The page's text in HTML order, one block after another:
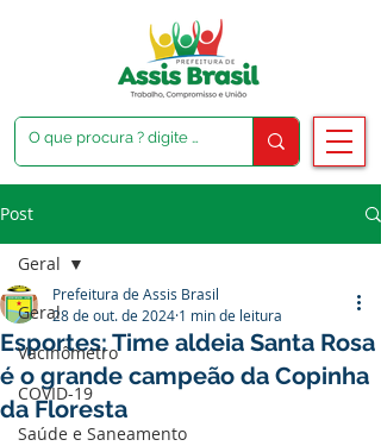
Post
Geral
Vacinômetro
COVID-19
Saúde e Saneamento
Geral
Esportes: Time aldeia Santa Rosa
é o grande campeão da Copinha
da Floresta
Prefeitura de Assis Brasil
28 de out. de 2024 1 min de leitura